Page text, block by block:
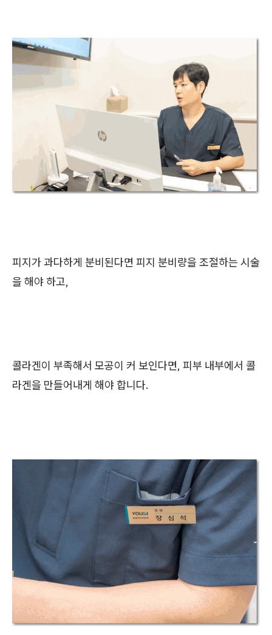
피지가 과다하게 분비된다면 피지 분비량을 조절하는 시술
을 해야 하고,
콜라겐이 부족해서 모공이 커 보인다면, 피부 내부에서 콜
라겐을 만들어내게 해야 합니다.